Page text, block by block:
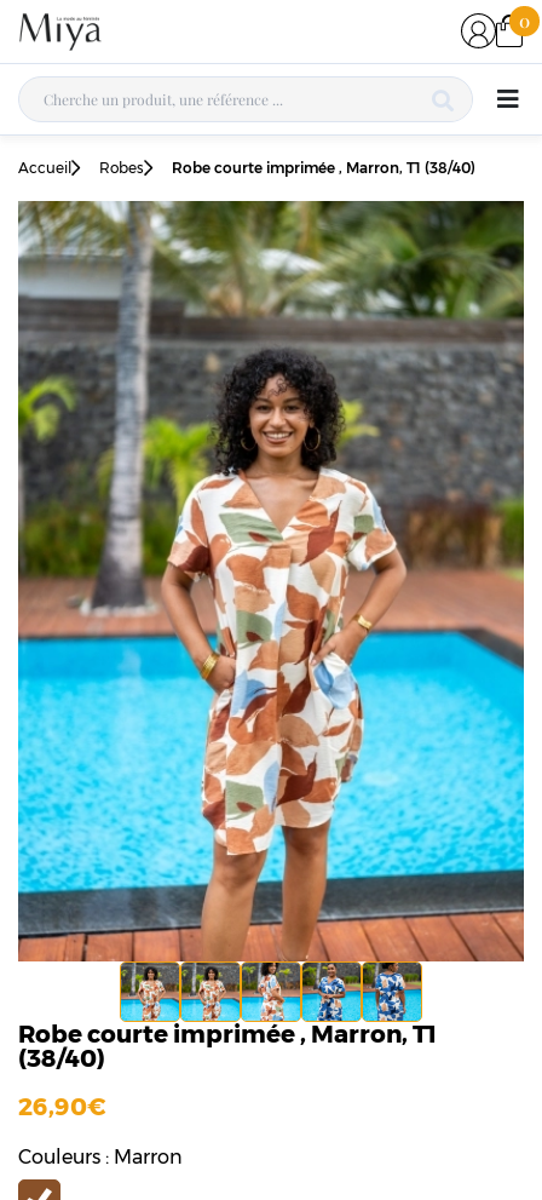
0
Accueil Robes Robe courte imprimée , Marron, T1 (38/40)
Robe courte imprimée , Marron, T1
(38/40)
26,90
Couleurs : Marron